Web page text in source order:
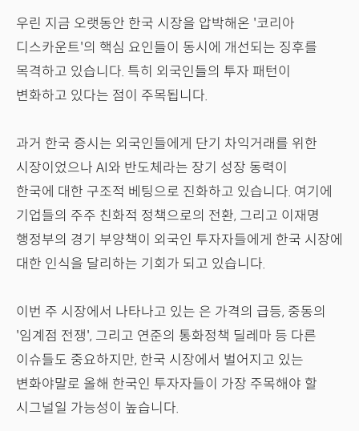
우린 지금 오랫동안 한국 시장을 압박해온 '코리아
디스카운트'의 핵심 요인들이 동시에 개선되는 징후를
목격하고 있습니다. 특히 외국인들의 투자 패턴이
변화하고 있다는 점이 주목됩니다.
과거 한국 증시는 외국인들에게 단기 차익거래를 위한
시장이었으나 AI와 반도체라는 장기 성장 동력이
한국에 대한 구조적 베팅으로 진화하고 있습니다. 여기에
기업들의 주주 친화적 정책으로의 전환, 그리고 이재명
행정부의 경기 부양책이 외국인 투자자들에게 한국 시장에
대한 인식을 달리하는 기회가 되고 있습니다.
이번 주 시장에서 나타나고 있는 은 가격의 급등, 중동의
'임계점 전쟁', 그리고 연준의 통화정책 딜레마 등 다른
이슈들도 중요하지만, 한국 시장에서 벌어지고 있는
변화야말로 올해 한국인 투자자들이 가장 주목해야 할
시그널일 가능성이 높습니다.